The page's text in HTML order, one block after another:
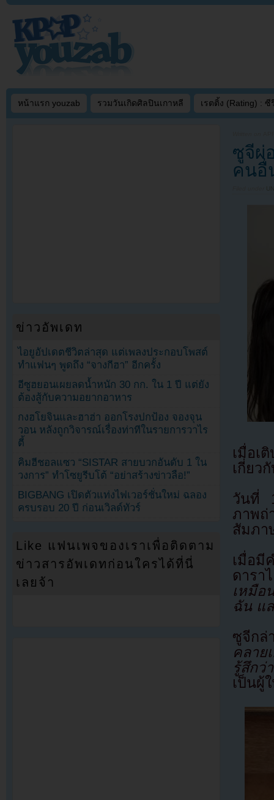
หน้าแรก youzab รวมวันเกิดศิลปินเกาหลี เรตติ้ง (Rating) : ซี
ซูจีผ่
คนอื่
เมื่อเ
เกี่ยว
วันที่
ภาพถ่
สัมภา
เมื่อมี
ดารา
เหมือ
ฉัน แ
ซูจีก
คลาย
รู้สึกว่
เป็นผู้
ข่าวอัพเดท
ไอยูอัปเดตชีวิตล่าสุด แต่เพลงประกอบโพสต์
ทำแฟนๆ พูดถึง “จางกีฮา” อีกครั้ง
อีซูฮยอนเผยลดน้ำหนัก 30 กก. ใน 1 ปี แต่ยัง
ต้องสู้กับความอยากอาหาร
กงฮโยจินและฮาฮ่า ออกโรงปกป้อง จองจุน
วอน หลังถูกวิจารณ์เรื่องท่าทีในรายการวาไร
ตี้
คิมฮีชอลแซว “SISTAR สายบวกอันดับ 1 ใน
วงการ” ทำโซยูรีบโต้ “อย่าสร้างข่าวลือ!”
BIGBANG เปิดตัวแท่งไฟเวอร์ชั่นใหม่ ฉลอง
ครบรอบ 20 ปี ก่อนเวิลด์ทัวร์
Like แฟนเพจของเราเพื่อติดตาม
ข่าวสารอัพเดทก่อนใครได้ที่นี่
เลยจ้า